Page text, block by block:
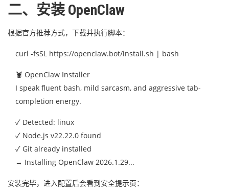
二、安装 OpenClaw
根据官方推荐方式，下载并执行脚本：
curl -fsSL https://openclaw.bot/install.sh | bash
🦞 OpenClaw Installer
I speak fluent bash, mild sarcasm, and aggressive tab-
completion energy.
✓ Detected: linux
✓ Node.js v22.22.0 found
✓ Git already installed
→ Installing OpenClaw 2026.1.29...
安装完毕，进入配置后会看到安全提示页：